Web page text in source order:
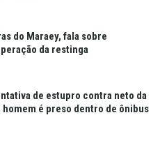
do Maraey, fala sobre
da restinga
de estupro contra neto da
é preso dentro de ônibus